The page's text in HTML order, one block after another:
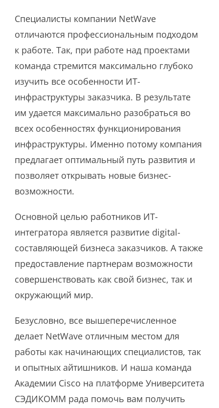
Специалисты компании NetWave
отличаются профессиональным подходом
к работе. Так, при работе над проектами
команда стремится максимально глубоко
изучить все особенности ИТ-
инфраструктуры заказчика. В результате
им удается максимально разобраться во
всех особенностях функционирования
инфраструктуры. Именно потому компания
предлагает оптимальный путь развития и
позволяет открывать новые бизнес-
возможности.
Основной целью работников ИТ-
интегратора является развитие digital-
составляющей бизнеса заказчиков. А также
предоставление партнерам возможности
совершенствовать как свой бизнес, так и
окружающий мир.
Безусловно, все вышеперечисленное
делает NetWave отличным местом для
работы как начинающих специалистов, так
и опытных айтишников. И наша команда
Академии Cisco на платформе Университета
СЭДИКОММ рада помочь вам получить